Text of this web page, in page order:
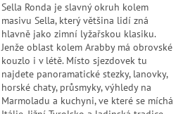
Sella Ronda je slavný okruh kolem
masivu Sella, který většina lidí zná
hlavně jako zimní lyžařskou klasiku.
Jenže oblast kolem Arabby má obrovské
kouzlo i v létě. Místo sjezdovek tu
najdete panoramatické stezky, lanovky,
horské chaty, průsmyky, výhledy na
Marmoladu a kuchyni, ve které se míchá